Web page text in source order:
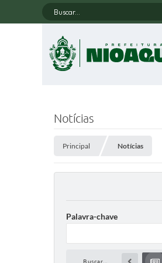
Buscar...
Notícias
Principal Notícias
Palavra-chave
Buscar...